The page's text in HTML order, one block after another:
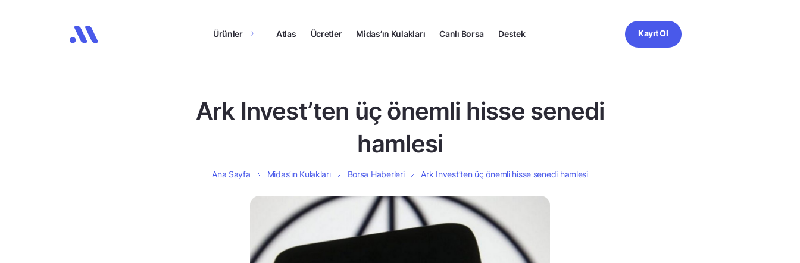
Ürünler Atlas Ücretler Midas’ın Kulakları Canlı Borsa Destek Kayıt Ol
Ark Invest’ten üç önemli hisse senedi
hamlesi
Ana Sayfa Midas’ın Kulakları Borsa Haberleri Ark Invest’ten üç önemli hisse senedi hamlesi